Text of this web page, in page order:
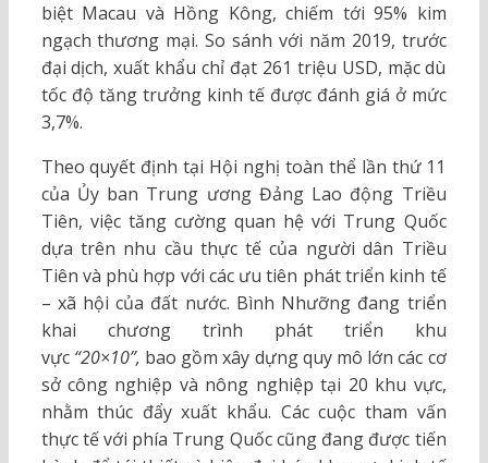
biệt Macau và Hồng Kông, chiếm tới 95% kim
ngạch thương mại. So sánh với năm 2019, trước
đại dịch, xuất khẩu chỉ đạt 261 triệu USD, mặc dù
tốc độ tăng trưởng kinh tế được đánh giá ở mức
3,7%.
Theo quyết định tại Hội nghị toàn thể lần thứ 11
của Ủy ban Trung ương Đảng Lao động Triều
Tiên, việc tăng cường quan hệ với Trung Quốc
dựa trên nhu cầu thực tế của người dân Triều
Tiên và phù hợp với các ưu tiên phát triển kinh tế
– xã hội của đất nước. Bình Nhưỡng đang triển
khai chương trình phát triển khu
vực “20×10”, bao gồm xây dựng quy mô lớn các cơ
sở công nghiệp và nông nghiệp tại 20 khu vực,
nhằm thúc đẩy xuất khẩu. Các cuộc tham vấn
thực tế với phía Trung Quốc cũng đang được tiến